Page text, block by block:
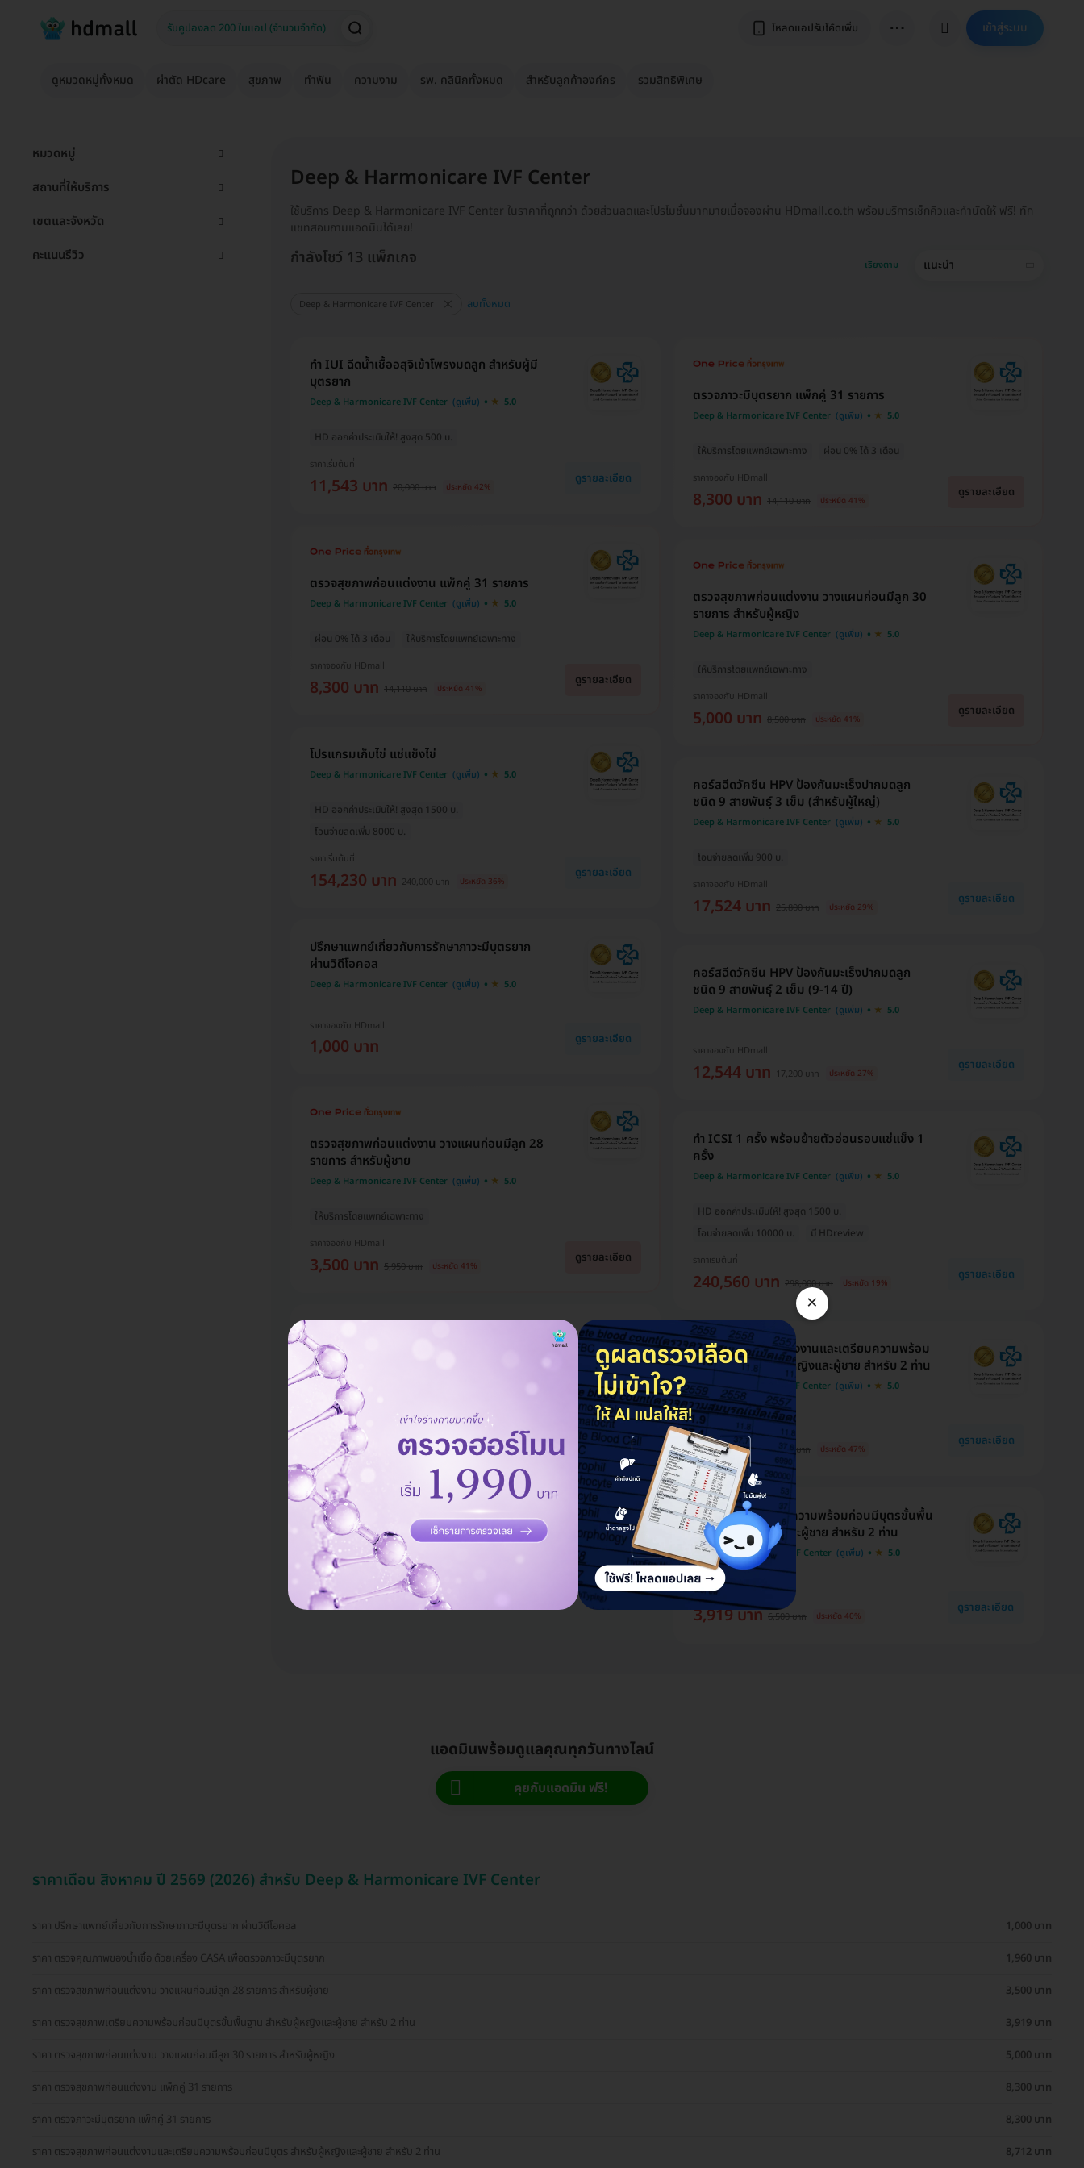
โหลดแอปรับโค้ดเพิ่ม ⋯ เข้าสู่ระบบ
ดูหมวดหมู่ทั้งหมด ผ่าตัด HDcare สุขภาพ ทำฟัน ความงาม รพ. คลินิกทั้งหมด สำหรับลูกค้าองค์กร รวมสิทธิพิเศษ
หมวดหมู่
สถานที่ให้บริการ
เขตและจังหวัด
คะแนนรีวิว
Deep & Harmonicare IVF Center
ใช้บริการ Deep & Harmonicare IVF Center ในราคาที่ถูกกว่า ด้วยส่วนลดและโปรโมชั่นมากมายเมื่อจองผ่าน HDmall.co.th พร้อมบริการเช็กคิวและทำนัดให้ ฟรี! ทัก
แชทสอบถามแอดมินได้เลย!
เรียงตาม แนะนำ
กำลังโชว์ 13 แพ็กเกจ
Deep & Harmonicare IVF Center ลบทั้งหมด
HD ออกค่าประเมินให้! สูงสุด 500 บ.
ทำ IUI ฉีดน้ำเชื้ออสุจิเข้าโพรงมดลูก สำหรับผู้มี
บุตรยาก
Deep & Harmonicare IVF Center 5.0
ราคาเริ่มต้นที่
11,543 บาท 20,000 บาท ประหยัด 42%
ดูรายละเอียด
ผ่อน 0% ได้ 3 เดือน ให้บริการโดยแพทย์เฉพาะทาง
ตรวจสุขภาพก่อนแต่งงาน แพ็กคู่ 31 รายการ
Deep & Harmonicare IVF Center 5.0
ราคาจองกับ HDmall
8,300 บาท 14,110 บาท ประหยัด 41%
ดูรายละเอียด
HD ออกค่าประเมินให้! สูงสุด 1500 บ.
โอนจ่ายลดเพิ่ม 8000 บ.
โปรแกรมเก็บไข่ แช่แข็งไข่
Deep & Harmonicare IVF Center 5.0
ราคาเริ่มต้นที่
154,230 บาท 240,000 บาท ประหยัด 36%
ดูรายละเอียด
ปรึกษาแพทย์เกี่ยวกับการรักษาภาวะมีบุตรยาก
ผ่านวิดีโอคอล
Deep & Harmonicare IVF Center 5.0
ราคาจองกับ HDmall
1,000 บาท ดูรายละเอียด
ให้บริการโดยแพทย์เฉพาะทาง
ตรวจสุขภาพก่อนแต่งงาน วางแผนก่อนมีลูก 28
รายการ สำหรับผู้ชาย
Deep & Harmonicare IVF Center 5.0
ราคาจองกับ HDmall
3,500 บาท 5,950 บาท ประหยัด 41%
ดูรายละเอียด
ตรวจภาวะมีบุตรยาก
Deep & Harmonicare IVF Center
ราคาจองกับ HDmall
1,960 บาท ดูรายละเอียด
ให้บริการโดยแพทย์เฉพาะทาง ผ่อน 0% ได้ 3 เดือน
ตรวจภาวะมีบุตรยาก แพ็กคู่ 31 รายการ
Deep & Harmonicare IVF Center 5.0
ราคาจองกับ HDmall
8,300 บาท 14,110 บาท ประหยัด 41%
ดูรายละเอียด
ให้บริการโดยแพทย์เฉพาะทาง
ตรวจสุขภาพก่อนแต่งงาน วางแผนก่อนมีลูก 30
รายการ สำหรับผู้หญิง
Deep & Harmonicare IVF Center 5.0
ราคาจองกับ HDmall
5,000 บาท 8,500 บาท ประหยัด 41%
ดูรายละเอียด
โอนจ่ายลดเพิ่ม 900 บ.
คอร์สฉีดวัคซีน HPV ป้องกันมะเร็งปากมดลูก
ชนิด 9 สายพันธุ์ 3 เข็ม (สำหรับผู้ใหญ่)
Deep & Harmonicare IVF Center 5.0
ราคาจองกับ HDmall
17,524 บาท 25,800 บาท ประหยัด 29%
ดูรายละเอียด
คอร์สฉีดวัคซีน HPV ป้องกันมะเร็งปากมดลูก
ชนิด 9 สายพันธุ์ 2 เข็ม (9-14 ปี)
Deep & Harmonicare IVF Center 5.0
ราคาจองกับ HDmall
12,544 บาท 17,200 บาท ประหยัด 27%
ดูรายละเอียด
HD ออกค่าประเมินให้! สูงสุด 1500 บ.
โอนจ่ายลดเพิ่ม 10000 บ.
มี HDreview
ทำ ICSI 1 ครั้ง พร้อมย้ายตัวอ่อนรอบแช่แข็ง 1
ครั้ง
Deep & Harmonicare IVF Center 5.0
ราคาเริ่มต้นที่
240,560 บาท 298,000 บาท ประหยัด 19%
ดูรายละเอียด
ตรวจสุขภาพก่อนแต่งงานและเตรียมความพร้อม
ก่อนมีบุตร สำหรับผู้หญิงและผู้ชาย สำหรับ 2 ท่าน
Deep & Harmonicare IVF Center 5.0
ราคาจองกับ HDmall
8,712 บาท 16,570 บาท ประหยัด 47%
ดูรายละเอียด
ตรวจสุขภาพเตรียมความพร้อมก่อนมีบุตรขั้นพื้น
ฐาน สำหรับผู้หญิงและผู้ชาย สำหรับ 2 ท่าน
Deep & Harmonicare IVF Center 5.0
ราคาจองกับ HDmall
3,919 บาท 6,500 บาท ประหยัด 40%
ดูรายละเอียด
แอดมินพร้อมดูแลคุณทุกวันทางไลน์
คุยกับแอดมิน ฟรี!
ราคาเดือน สิงหาคม ปี 2569 (2026) สำหรับ Deep & Harmonicare IVF Center
ราคา ปรึกษาแพทย์เกี่ยวกับการรักษาภาวะมีบุตรยาก ผ่านวิดีโอคอล
1,000 บาท
ราคา ตรวจคุณภาพของน้ำเชื้อ ด้วยเครื่อง CASA เพื่อตรวจภาวะมีบุตรยาก
1,960 บาท
ราคา ตรวจสุขภาพก่อนแต่งงาน วางแผนก่อนมีลูก 28 รายการ สำหรับผู้ชาย
3,500 บาท
ราคา ตรวจสุขภาพเตรียมความพร้อมก่อนมีบุตรขั้นพื้นฐาน สำหรับผู้หญิงและผู้ชาย สำหรับ 2 ท่าน
3,919 บาท
ราคา ตรวจสุขภาพก่อนแต่งงาน วางแผนก่อนมีลูก 30 รายการ สำหรับผู้หญิง
5,000 บาท
ราคา ตรวจสุขภาพก่อนแต่งงาน แพ็กคู่ 31 รายการ
8,300 บาท
ราคา ตรวจภาวะมีบุตรยาก แพ็กคู่ 31 รายการ
8,300 บาท
ราคา ตรวจสุขภาพก่อนแต่งงานและเตรียมความพร้อมก่อนมีบุตร สำหรับผู้หญิงและผู้ชาย สำหรับ 2 ท่าน
8,712 บาท
×